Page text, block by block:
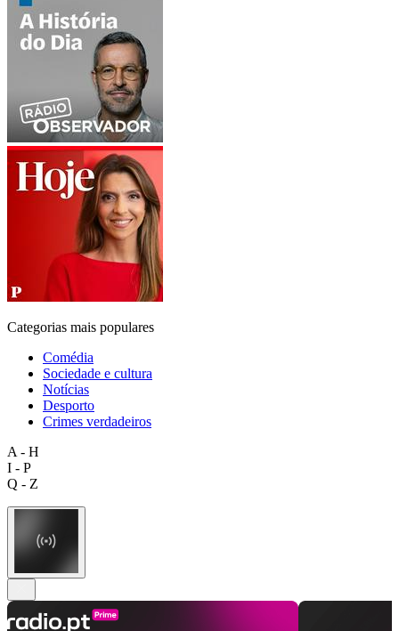
Categorias mais populares
Comédia
Sociedade e cultura
Notícias
Desporto
Crimes verdadeiros
A - H
I - P
Q - Z